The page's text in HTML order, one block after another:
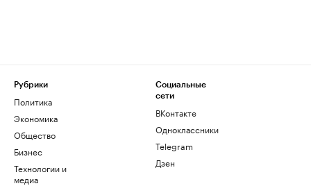
Рубрики
Политика
Экономика
Общество
Бизнес
Технологии и
медиа
Социальные
сети
ВКонтакте
Одноклассники
Telegram
Дзен